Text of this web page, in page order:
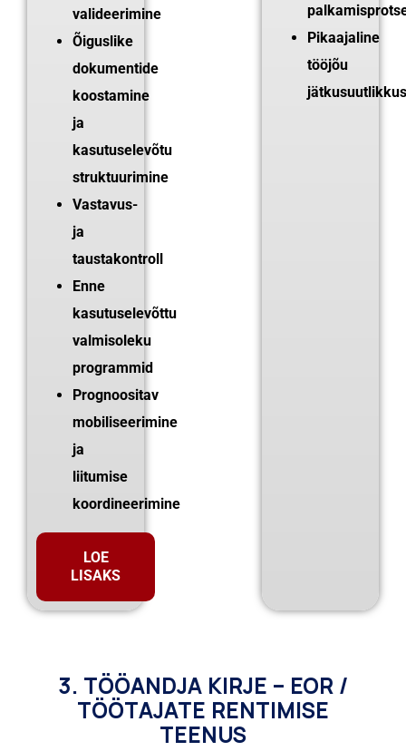
valideerimine
Õiguslike
dokumentide
koostamine
ja
kasutuselevõtu
struktuurimine
Vastavus-
ja
taustakontroll
Enne
kasutuselevõttu
valmisoleku
programmid
Prognoositav
mobiliseerimine
ja
liitumise
koordineerimine
LOE
LISAKS
Pikaajaline
tööjõu
jätkusuutlikkus
3. TÖÖANDJA KIRJE – EOR /
TÖÖTAJATE RENTIMISE
TEENUS